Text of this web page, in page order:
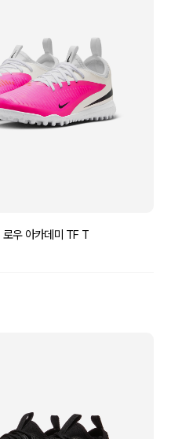
우 아카데미 TF T